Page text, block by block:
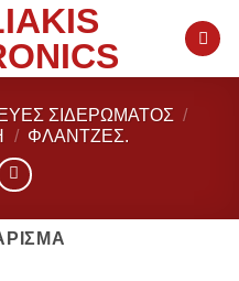
ΣΙΔΕΡΩΜΑΤΟΣ /
/ ΦΛΆΝΤΖΕΣ.